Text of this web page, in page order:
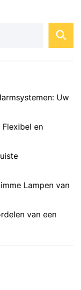
Uw
Flexibel en
Lampen van
van een